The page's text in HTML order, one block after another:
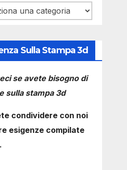
Sulla Stampa 3d
se avete bisogno di
sulla stampa 3d
condividere con noi
esigenze compilate